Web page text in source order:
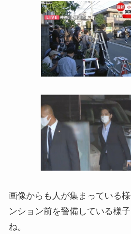
画像からも人が集まっている
ンション前を警備している様
ね。